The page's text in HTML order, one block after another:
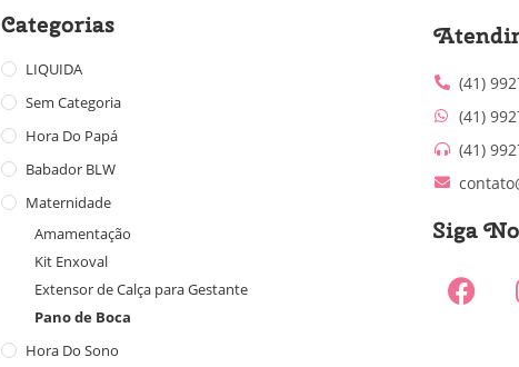
Categorias
LIQUIDA
Sem Categoria
Hora Do Papá
Babador BLW
Maternidade
Amamentação
Kit Enxoval
Extensor de Calça para Gestante
Pano de Boca
Hora Do Sono
(41)
(41)
(41)
Siga